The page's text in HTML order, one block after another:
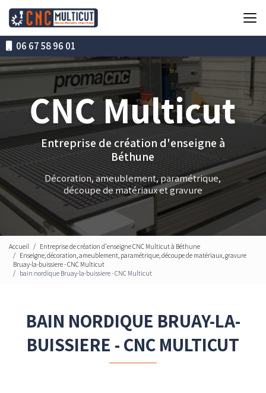
contenu
principal06 67 58 96 01
Entreprise de création d'enseigne à
Béthune
Décoration, ameublement, paramétrique,
découpe de matériaux et gravure
Accueil
Entreprise de création d'enseigne CNC Multicut à Béthune
Enseigne, décoration, ameublement, paramétrique, découpe de matériaux, gravure
Bruay-la-buissiere - CNC Multicut
bain nordique Bruay-la-buissiere - CNC Multicut
BAIN NORDIQUE BRUAY-LA-
BUISSIERE - CNC MULTICUT